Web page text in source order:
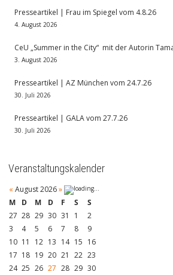
Presseartikel | Frau im Spiegel vom 4.8.26
4. August 2026
CeU „Summer in the City“ mit der Autorin
3. August 2026
Presseartikel | AZ München vom 24.7.26
30. Juli 2026
Presseartikel | GALA vom 27.7.26
30. Juli 2026
Veranstaltungskalender
« August 2026»
M
D M D F S
S
27 28 29 30 31 1
2
3
4 5 6 7 8
9
10 11 12 13 14 15 16
17 18 19 20 21 22 23
24 25 26 27 28 29 30